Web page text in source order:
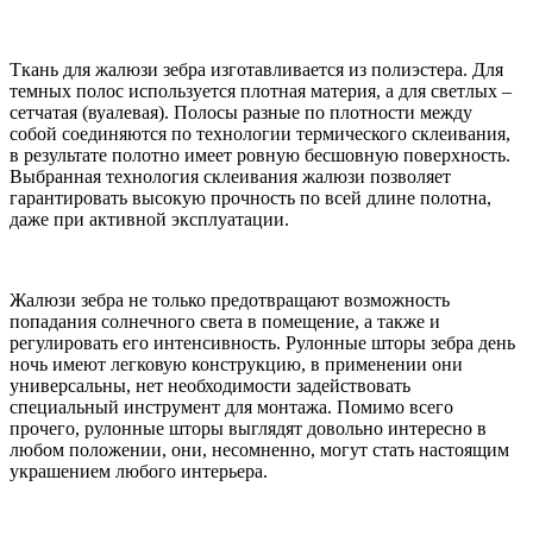
Ткань для жалюзи зебра изготавливается из полиэстера. Для
темных полос используется плотная материя, а для светлых –
сетчатая (вуалевая). Полосы разные по плотности между
собой соединяются по технологии термического склеивания,
в результате полотно имеет ровную бесшовную поверхность.
Выбранная технология склеивания жалюзи позволяет
гарантировать высокую прочность по всей длине полотна,
даже при активной эксплуатации.
Жалюзи зебра не только предотвращают возможность
попадания солнечного света в помещение, а также и
регулировать его интенсивность. Рулонные шторы зебра день
ночь имеют легковую конструкцию, в применении они
универсальны, нет необходимости задействовать
специальный инструмент для монтажа. Помимо всего
прочего, рулонные шторы выглядят довольно интересно в
любом положении, они, несомненно, могут стать настоящим
украшением любого интерьера.